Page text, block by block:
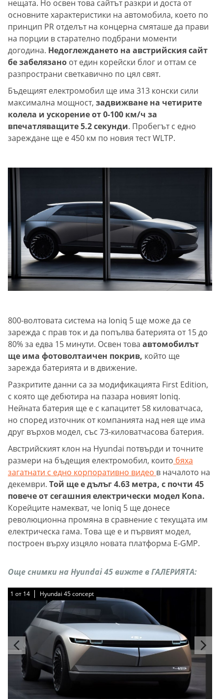
нещата. Но освен това сайтът разкри и доста от
основните характеристики на автомобила, което по
принцип PR отделът на концерна смяташе да прави
на порции в старателно подбрани моменти
догодина. Недоглеждането на австрийския сайт
бе забелязано от един корейски блог и оттам се
разпространи светкавично по цял свят.
Бъдещият електромобил ще има 313 конски сили
максимална мощност, задвижване на четирите
колела и ускорение от 0-100 км/ч за
впечатляващите 5.2 секунди. Пробегът с едно
зареждане ще е 450 км по новия тест WLTP.
800-волтовата система на Ioniq 5 ще може да се
зарежда с прав ток и да попълва батерията от 15 до
80% за едва 15 минути. Освен това автомобилът
ще има фотоволтаичен покрив, който ще
зарежда батерията и в движение.
Разкритите данни са за модификацията First Edition,
с която ще дебютира на пазара новият Ioniq.
Нейната батерия ще е с капацитет 58 киловатчаса,
но според източник от компанията над нея ще има
друг върхов модел, със 73-киловатчасова батерия.
Австрийският клон на Hyundai потвърди и точните
размери на бъдещия електромобил, които бяха
загатнати с едно корпоративно видео в началото на
декември. Той ще е дълъг 4.63 метра, с почти 45
повече от сегашния електрически модел Kona.
Корейците намекват, че Ioniq 5 ще донесе
революционна промяна в сравнение с текущата им
електрическа гама. Това ще е и първият модел,
построен върху изцяло новата платформа E-GMP.
Още снимки на Hyundai 45 вижте в ГАЛЕРИЯТА:
1 от 14 Hyundai 45 concept
1 от 14 Hyundai 45 concept
1 от 14 Hyundai 45 concept
1 от 14 Hyundai 45 concept
1 от 14 Hyundai 45 concept
1 от 14 Hyundai 45 concept
1 от 14 Hyundai 45 concept
1 от 14 Hyundai 45 concept
1 от 14 Hyundai 45 concept
1 от 14 Hyundai 45 concept
1 от 14 Hyundai 45 concept
1 от 14 Hyundai 45 concept
1 от 14 Hyundai 45 concept
1 от 14 Hyundai 45 concept